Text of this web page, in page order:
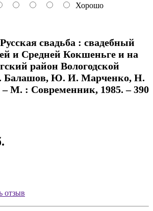
Хорошо
свадьба : свадебный
и Средней Кокшеньге и на
район Вологодской
Балашов, Ю. И. Марченко, Н.
М. : Современник, 1985. – 390
отзыв